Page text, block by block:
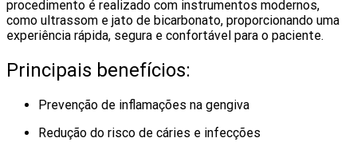
procedimento é realizado com instrumentos modernos,
como ultrassom e jato de bicarbonato, proporcionando uma
experiência rápida, segura e confortável para o paciente.
Principais benefícios:
Prevenção de inflamações na gengiva
Redução do risco de cáries e infecções